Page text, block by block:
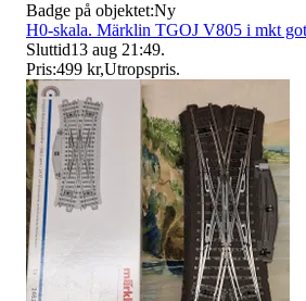
Badge på objektet:Ny
H0-skala. Märklin TGOJ V805 i mkt
Sluttid13 aug 21:49.
Pris:499 kr,Utropspris.